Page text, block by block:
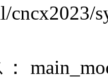
cncx2023/